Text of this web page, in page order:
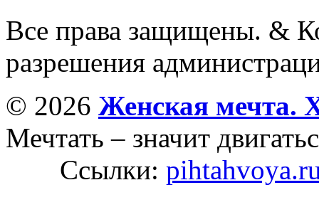
Все права защищены. &
разрешения
© 2026 Женская мечта.
Мечтать – значит
Ссылки: